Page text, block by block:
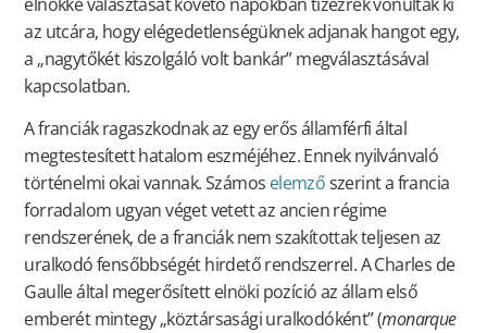
az utcára, hogy elégedetlenségüknek adjanak hangot egy,
a „nagytőkét kiszolgáló volt bankár” megválasztásával
kapcsolatban.
A franciák ragaszkodnak az egy erős államférfi által
megtestesített hatalom eszméjéhez. Ennek nyilvánvaló
történelmi okai vannak. Számos elemzőszerint a francia
forradalom ugyan véget vetett az ancien régime
rendszerének, de a franciák nem szakítottak teljesen az
uralkodó fensőbbségét hirdető rendszerrel. A Charles de
Gaulle által megerősített elnöki pozíció az állam első
emberét mintegy „köztársasági uralkodóként” (monarque